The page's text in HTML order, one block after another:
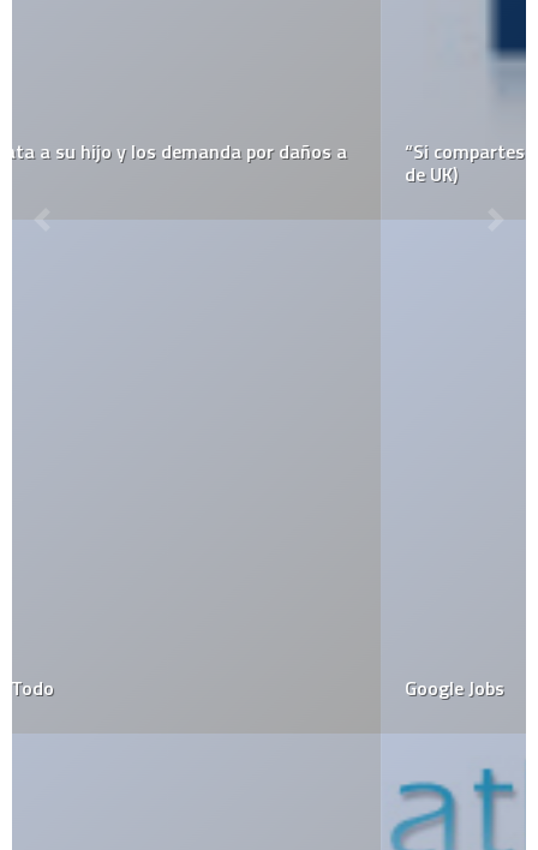
“Si compartes tu Wi-Fi, te quito el acceso”- Karoo (ISP
Google Jobs